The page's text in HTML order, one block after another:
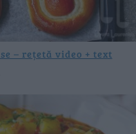
– rețetă video + text